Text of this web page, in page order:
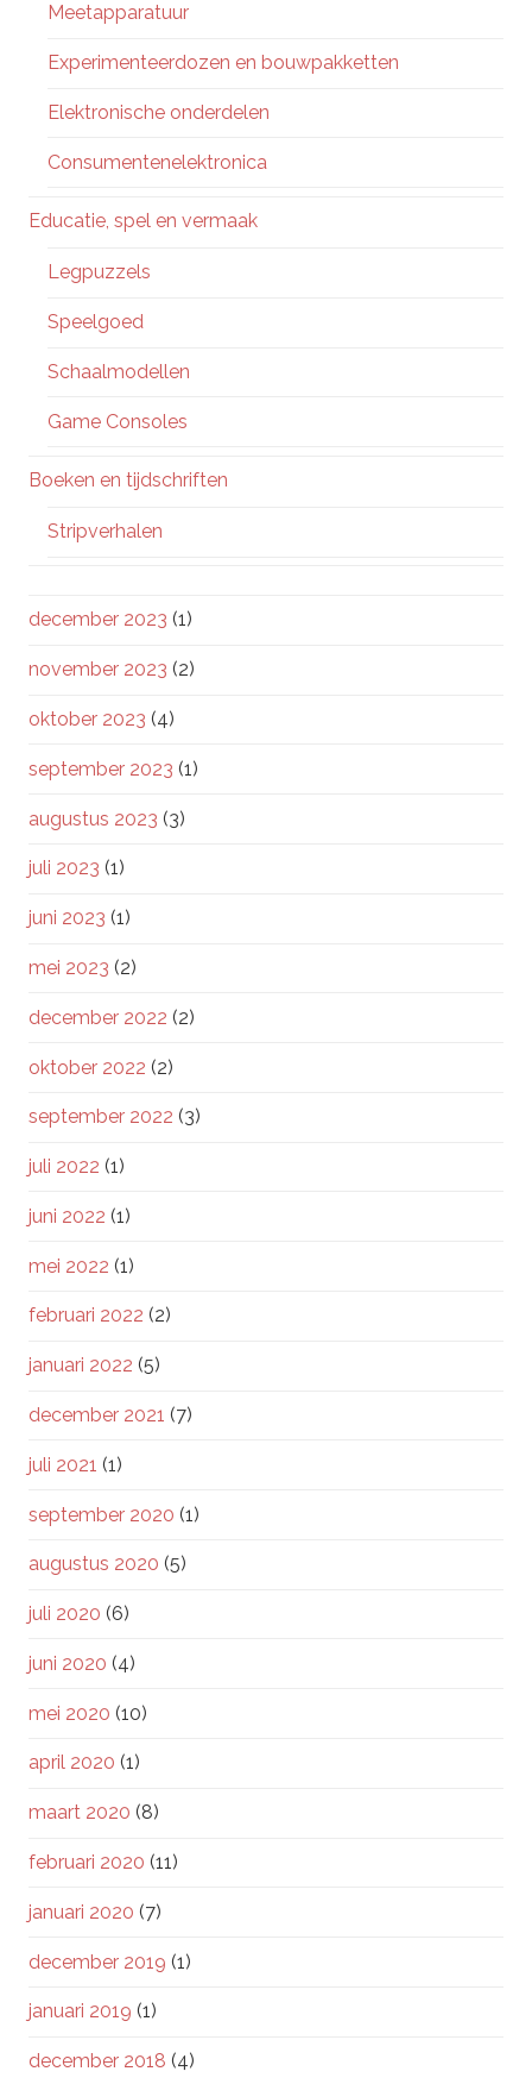
Meetapparatuur
Experimenteerdozen en bouwpakketten
Elektronische onderdelen
Consumentenelektronica
Educatie, spel en vermaak
Legpuzzels
Speelgoed
Schaalmodellen
Game Consoles
Boeken en tijdschriften
Stripverhalen
december 2023 (1)
november 2023 (2)
oktober 2023 (4)
september 2023 (1)
augustus 2023 (3)
juli 2023 (1)
juni 2023 (1)
mei 2023 (2)
december 2022 (2)
oktober 2022 (2)
september 2022 (3)
juli 2022 (1)
juni 2022 (1)
mei 2022 (1)
februari 2022 (2)
januari 2022 (5)
december 2021 (7)
juli 2021 (1)
september 2020 (1)
augustus 2020 (5)
juli 2020 (6)
juni 2020 (4)
mei 2020 (10)
april 2020 (1)
maart 2020 (8)
februari 2020 (11)
januari 2020 (7)
december 2019 (1)
januari 2019 (1)
december 2018 (4)